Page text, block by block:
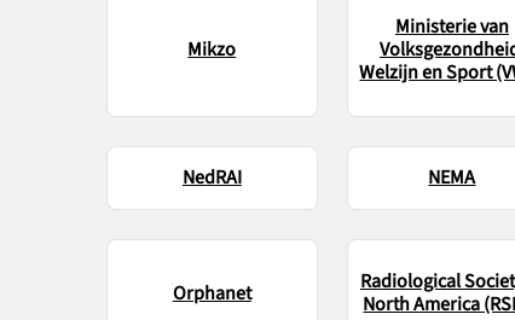
Mikzo
Ministerie van
Welzijn en Sport
NedRAI NEMA
Orphanet
Radiological
North America